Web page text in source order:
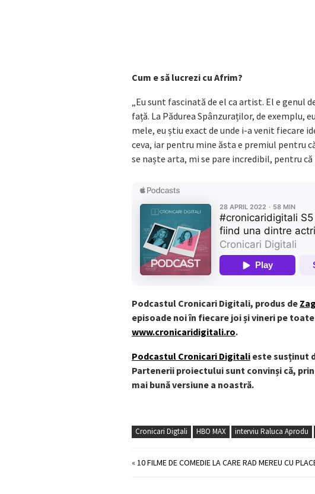
Cum e să lucrezi cu Afrim?
„Eu sunt fascinată de el ca artist. El e genul
față. La Pădurea Spânzuraților, de exemplu,
mele, eu știu exact de unde i-a venit fiecare
ceva, iar pentru mine ăsta e premiul pentru
se naște arta, mi se pare incredibil, pentru
Podcastul Cronicari Digitali, produs de
episoade noi în fiecare joi și vineri pe
www.cronicaridigitali.ro.
Podcastul Cronicari Digitali este susținut
Partenerii proiectului sunt convinși că,
mai bună versiune a noastră.
Cronicari Digtali HBO MAX interviu Raluca Aprodu
«10 FILME DE COMEDIE LA CARE RAD MEREU CU